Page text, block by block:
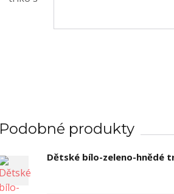
Podobné produkty
Dětské bílo-zeleno-hnědé